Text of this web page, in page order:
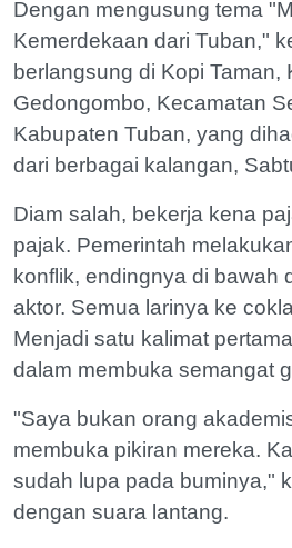
Dengan mengusung tema
Kemerdekaan dari Tuban,"
berlangsung di Kopi Taman,
Gedongombo, Kecamatan
Kabupaten Tuban, yang
dari berbagai kalangan,
Diam salah, bekerja kena
pajak. Pemerintah
konflik, endingnya di bawah
aktor. Semua larinya ke
Menjadi satu kalimat
dalam membuka semangat
"Saya bukan orang
membuka pikiran mereka.
sudah lupa pada buminya,"
dengan suara lantang.